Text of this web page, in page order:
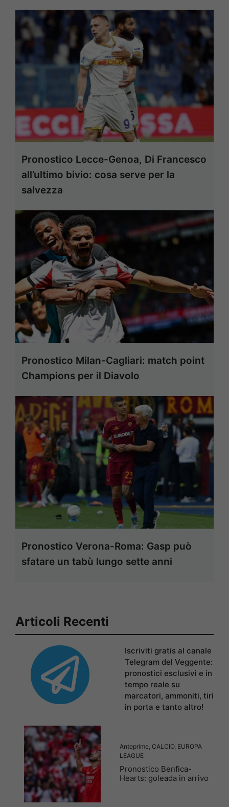
Pronostico Lecce-Genoa, Di Francesco
all’ultimo bivio: cosa serve per la
salvezza
Pronostico Milan-Cagliari: match point
Champions per il Diavolo
Pronostico Verona-Roma: Gasp può
sfatare un tabù lungo sette anni
Articoli Recenti
Iscriviti gratis al canale
Telegram del Veggente:
pronostici esclusivi e in
tempo reale su
marcatori, ammoniti, tiri
in porta e tanto altro!
Anteprime, CALCIO, EUROPA
LEAGUE
Pronostico Benfica-
Hearts: goleada in arrivo